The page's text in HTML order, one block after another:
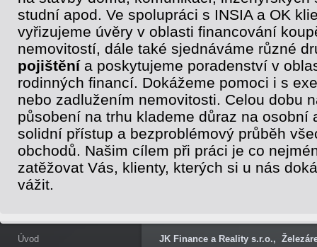
studní apod. Ve spolupráci s INSIA a OK
vyřizujeme úvěry v oblasti financování
nemovitostí, dále také sjednáváme různé
pojištěnía poskytujeme poradenství v
rodinných financí. Dokážeme pomoci i s
nebo zadlužením nemovitosti. Celou dobu
působení na trhu klademe důraz na osobní
solidní přístup a bezproblémový průběh
obchodů. Našim cílem při práci je co
zatěžovat Vás, klienty, kterých si u nás
vážit.
Úvod
JK Finance a Reality s.r.o.,